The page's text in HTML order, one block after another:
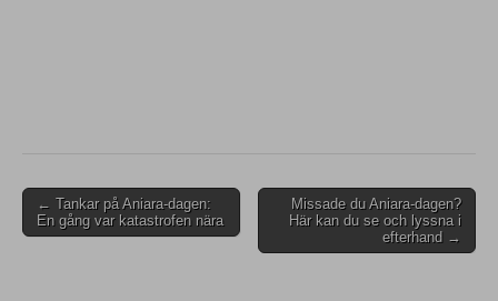
Post
navigation
← Tankar på Aniara-dagen:
En gång var katastrofen nära
Missade du Aniara-dagen?
Här kan du se och lyssna i
efterhand →